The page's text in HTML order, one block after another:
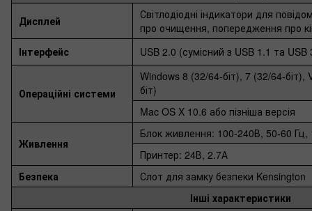
Дисплей
Світлодіодні індикатори для
про очищення, попередження про
Інтерфейс
USB 2.0 (сумісний з USB 1.1 та USB
Операційні системи
Windows 8 (32/64-біт), 7 (32/64-біт),
біт)
Mac OS X 10.6 або пізніша версія
Живлення
Блок живлення: 100-240В, 50-60 Гц,
Принтер: 24В, 2.7А
Безпека
Слот для замку безпеки Kensington
Інші характеристики